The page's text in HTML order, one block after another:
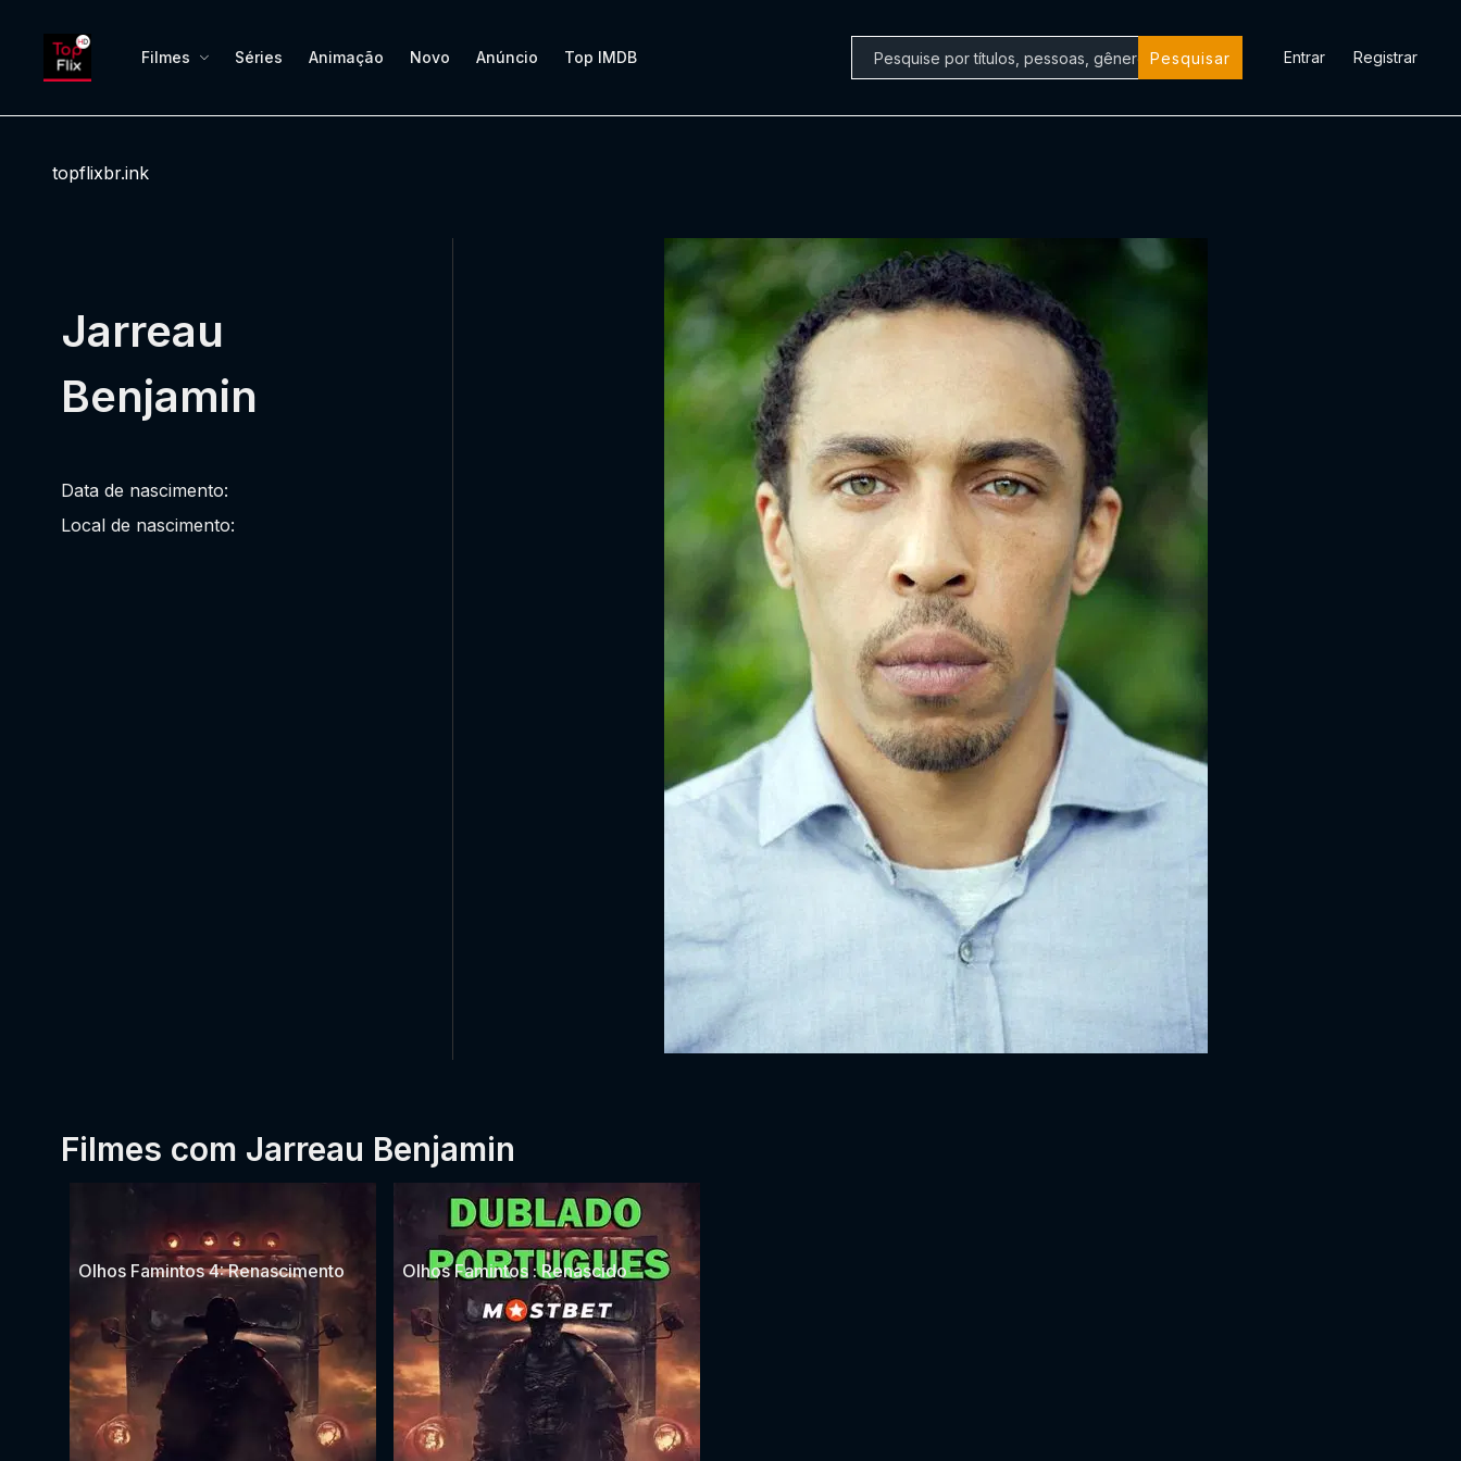
Filmes Séries Animação Novo Anúncio Top IMDB Pesquisar Entrar Registrar
topflixbr.ink
Jarreau
Benjamin
Data de nascimento:
Local de nascimento:
Filmes com Jarreau Benjamin
Olhos Famintos 4: Renascimento Olhos Famintos : Renascido